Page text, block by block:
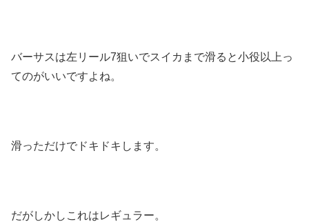
バーサスは左リール7狙いでスイカまで滑ると小役以上っ
てのがいいですよね。
滑っただけでドキドキします。
だがしかしこれはレギュラー。